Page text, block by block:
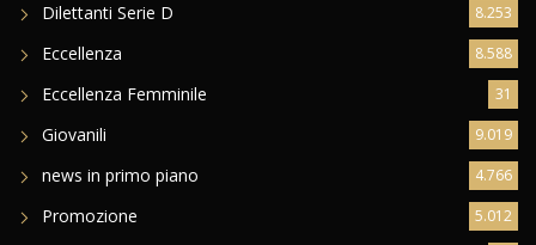
Dilettanti Serie D 8.253
Eccellenza 8.588
Eccellenza Femminile 31
Giovanili 9.019
news in primo piano 4.766
Promozione 5.012